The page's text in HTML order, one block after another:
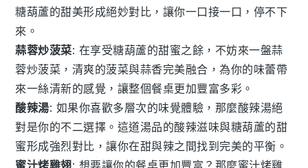
糖葫蘆的甜美形成絕妙對比，讓你一口接一口，停不下
來。
蒜蓉炒菠菜: 在享受糖葫蘆的甜蜜之餘，不妨來一盤蒜
蓉炒菠菜 ，清爽的菠菜與蒜香完美融合，為你的味蕾帶
來一絲清新的感覺，讓整個餐桌更加豐富多彩。
酸辣湯: 如果你喜歡多層次的味覺體驗，那麼酸辣湯絕
對是你的不二選擇。這道湯品的酸辣滋味與糖葫蘆的甜
蜜形成強烈對比，讓你在甜與辣之間找到完美的平衡。
蜜汁烤雞翅: 想要讓你的餐桌更加豐富？那麼蜜汁烤雞